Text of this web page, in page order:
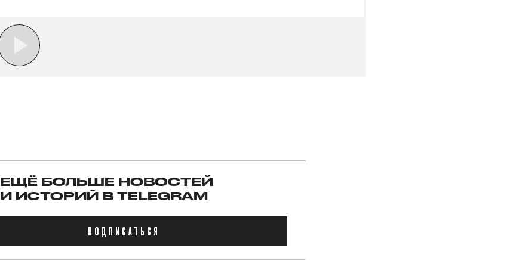
ЕЩЁ БОЛЬШЕ НОВОСТЕЙ
И ИСТОРИЙ В TELEGRAM
ПОДПИСАТЬСЯ